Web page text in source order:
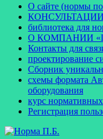
О сайте (нормы
КОНСУЛЬТАЦИИ
библиотека для
О КОМПАНИИ
Контакты для
проектирование
Сборник
схемы формата
оборудования
курс
Регистрация